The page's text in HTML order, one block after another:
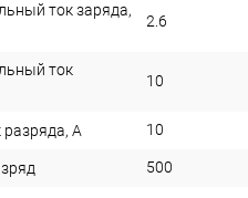
ток заряда,
2.6
ток
10
А 10
500